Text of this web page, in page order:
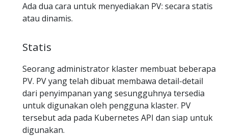
Ada dua cara untuk menyediakan PV: secara statis
atau dinamis.
Statis
Seorang administrator klaster membuat beberapa
PV. PV yang telah dibuat membawa detail-detail
dari penyimpanan yang sesungguhnya tersedia
untuk digunakan oleh pengguna klaster. PV
tersebut ada pada Kubernetes API dan siap untuk
digunakan.